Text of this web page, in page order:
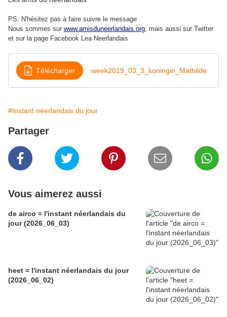
PS: N'hésitez pas à faire suivre le message
Nous sommes sur www.amisduneerlandais.org, mais aussi sur Twitter
et sur la page Facebook Lea Neerlandais
Télécharger week2019_03_3_koningin_Mathilde
#Instant néerlandais du jour
Partager
Vous aimerez aussi
de airco = l'instant néerlandais du
jour (2026_06_03)
heet = l'instant néerlandais du jour
(2026_06_02)